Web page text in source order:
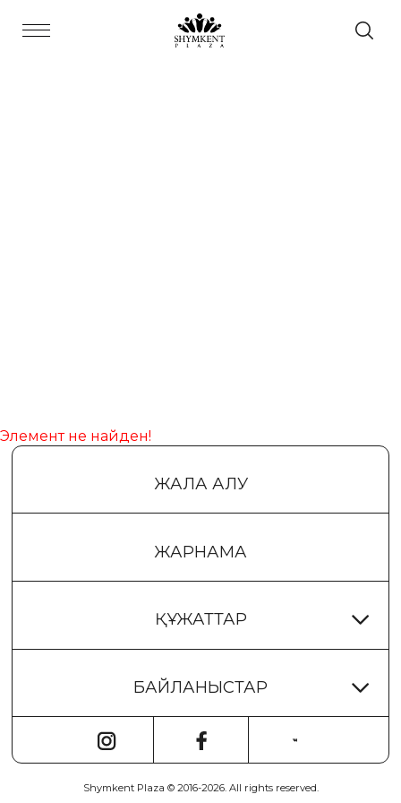
Элемент не найден!
ЖАЛҒА АЛУ
ЖАРНАМА
ПРАВИЛА ТРЦ
РЕГЛАМЕНТ ТРЦ
ПЛАН ЭВАКУАЦИИ ПРИ ПОЖАРЕ
ОБЩАЯ ИНФОРМАЦИЯ О ТРЦ
ҚҰЖАТТАР
ҚАБЫЛДАУ БӨЛІМІ:
БАЙЛАНЫСТАР
Shymkent Plaza © 2016-2026. All rights reserved.